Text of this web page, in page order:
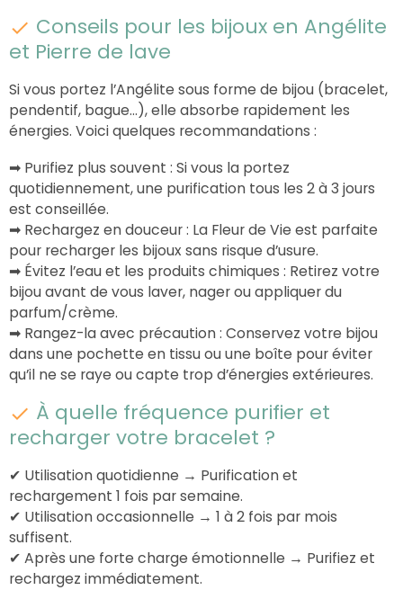
Conseils pour les bijoux en Angélite
et Pierre de lave
Si vous portez l’Angélite sous forme de bijou (bracelet,
pendentif, bague…), elle absorbe rapidement les
énergies. Voici quelques recommandations :
➡ Purifiez plus souvent : Si vous la portez
quotidiennement, une purification tous les 2 à 3 jours
est conseillée.
➡ Rechargez en douceur : La Fleur de Vie est parfaite
pour recharger les bijoux sans risque d’usure.
➡ Évitez l’eau et les produits chimiques : Retirez votre
bijou avant de vous laver, nager ou appliquer du
parfum/crème.
➡ Rangez-la avec précaution : Conservez votre bijou
dans une pochette en tissu ou une boîte pour éviter
qu’il ne se raye ou capte trop d’énergies extérieures.
À quelle fréquence purifier et
recharger votre bracelet ?
✔ Utilisation quotidienne → Purification et
rechargement 1 fois par semaine.
✔ Utilisation occasionnelle → 1 à 2 fois par mois
suffisent.
✔ Après une forte charge émotionnelle → Purifiez et
rechargez immédiatement.